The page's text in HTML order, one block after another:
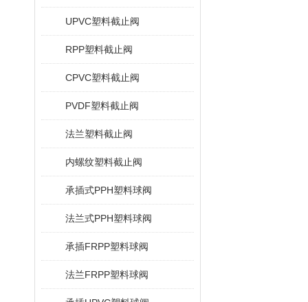
UPVC塑料截止阀
RPP塑料截止阀
CPVC塑料截止阀
PVDF塑料截止阀
法兰塑料截止阀
内螺纹塑料截止阀
承插式PPH塑料球阀
法兰式PPH塑料球阀
承插FRPP塑料球阀
法兰FRPP塑料球阀